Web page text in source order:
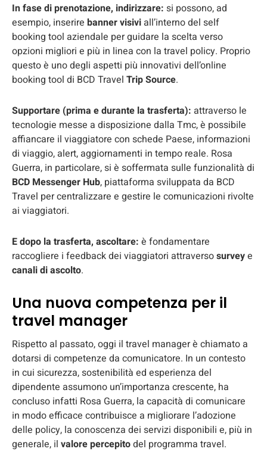
In fase di prenotazione, indirizzare: si possono, ad
esempio, inserire banner visivi all’interno del self
booking tool aziendale per guidare la scelta verso
opzioni migliori e più in linea con la travel policy. Proprio
questo è uno degli aspetti più innovativi dell’online
booking tool di BCD Travel Trip Source.
Supportare (prima e durante la trasferta): attraverso le
tecnologie messe a disposizione dalla Tmc, è possibile
affiancare il viaggiatore con schede Paese, informazioni
di viaggio, alert, aggiornamenti in tempo reale. Rosa
Guerra, in particolare, si è soffermata sulle funzionalità di
BCD Messenger Hub, piattaforma sviluppata da BCD
Travel per centralizzare e gestire le comunicazioni rivolte
ai viaggiatori.
E dopo la trasferta, ascoltare: è fondamentare
raccogliere i feedback dei viaggiatori attraversosurveye
canali di ascolto.
Una nuova competenza per il
travel manager
Rispetto al passato, oggi il travel manager è chiamato a
dotarsi di competenze da comunicatore. In un contesto
in cui sicurezza, sostenibilità ed esperienza del
dipendente assumono un’importanza crescente, ha
concluso infatti Rosa Guerra, la capacità di comunicare
in modo efficace contribuisce a migliorare l’adozione
delle policy, la conoscenza dei servizi disponibili e, più in
generale, il valore percepitodel programma travel.